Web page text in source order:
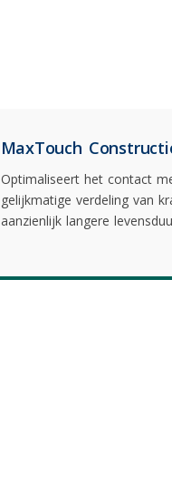
MaxTouch
Optimaliseert het contact
gelijkmatige verdeling van
aanzienlijk langere